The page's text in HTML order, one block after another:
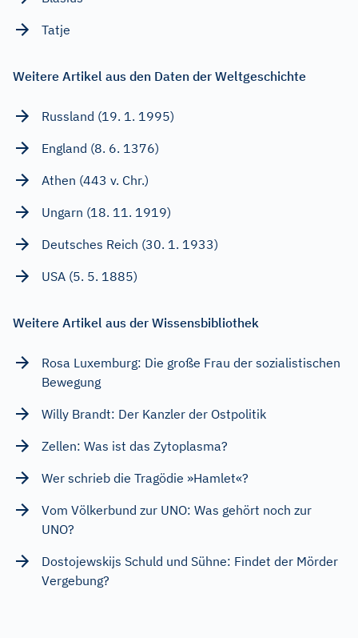
Tatje
Weitere Artikel aus den Daten der Weltgeschichte
Russland (19. 1. 1995)
England (8. 6. 1376)
Athen (443 v. Chr.)
Ungarn (18. 11. 1919)
Deutsches Reich (30. 1. 1933)
USA (5. 5. 1885)
Weitere Artikel aus der Wissensbibliothek
Rosa Luxemburg: Die große Frau der sozialistischen
Bewegung
Willy Brandt: Der Kanzler der Ostpolitik
Zellen: Was ist das Zytoplasma?
Wer schrieb die Tragödie »Hamlet«?
Vom Völkerbund zur UNO: Was gehört noch zur
UNO?
Dostojewskijs Schuld und Sühne: Findet der Mörder
Vergebung?